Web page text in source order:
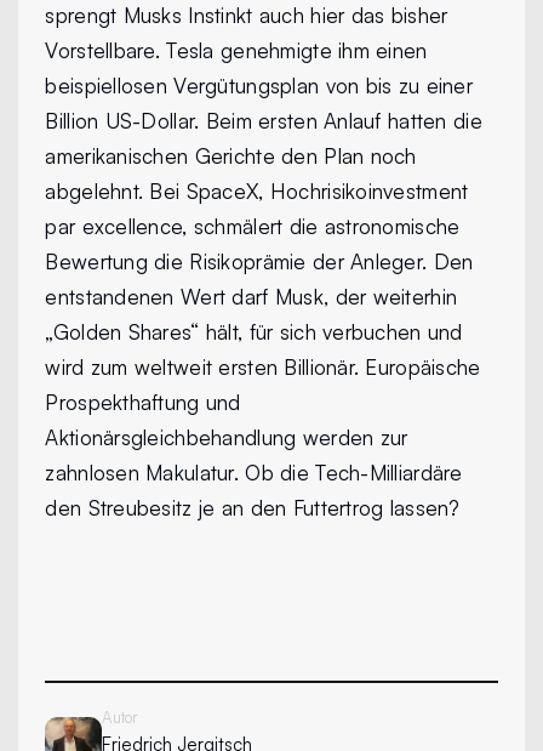
sprengt Musks Instinkt auch hier das bisher
Vorstellbare. Tesla genehmigte ihm einen
beispiellosen Vergütungsplan von bis zu einer
Billion US-Dollar. Beim ersten Anlauf hatten die
amerikanischen Gerichte den Plan noch
abgelehnt. Bei SpaceX, Hochrisikoinvestment
par excellence, schmälert die astronomische
Bewertung die Risikoprämie der Anleger. Den
entstandenen Wert darf Musk, der weiterhin
„Golden Shares“ hält, für sich verbuchen und
wird zum weltweit ersten Billionär. Europäische
Prospekthaftung und
Aktionärsgleichbehandlung werden zur
zahnlosen Makulatur. Ob die Tech-Milliardäre
den Streubesitz je an den Futtertrog lassen?
Autor
Friedrich Jergitsch